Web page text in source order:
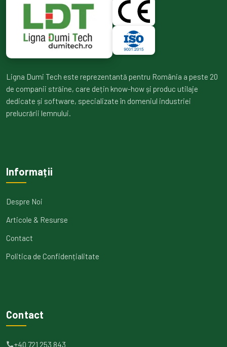
Ligna Dumi Tech este reprezentantă pentru România a peste 20
de companii străine, care dețin know-how și produc utilaje
dedicate și software, specializate în domeniul industriei
prelucrării lemnului.
Informații
Despre Noi
Articole & Resurse
Contact
Politica de Confidențialitate
Contact
+40 721 253 843